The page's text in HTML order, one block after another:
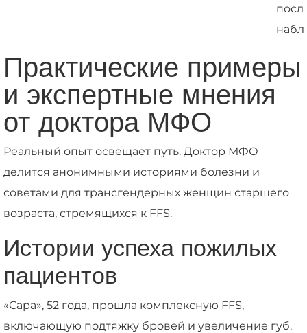
Практические примеры
и экспертные мнения
от доктора МФО
Реальный опыт освещает путь. Доктор МФО
делится анонимными историями болезни и
советами для трансгендерных женщин старшего
возраста, стремящихся к FFS.
Истории успеха пожилых
пациентов
«Сара», 52 года, прошла комплексную FFS,
включающую подтяжку бровей и увеличение губ.